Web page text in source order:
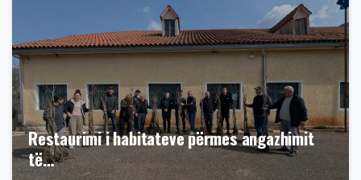
Restaurimi i habitateve përmes angazhimit
të…